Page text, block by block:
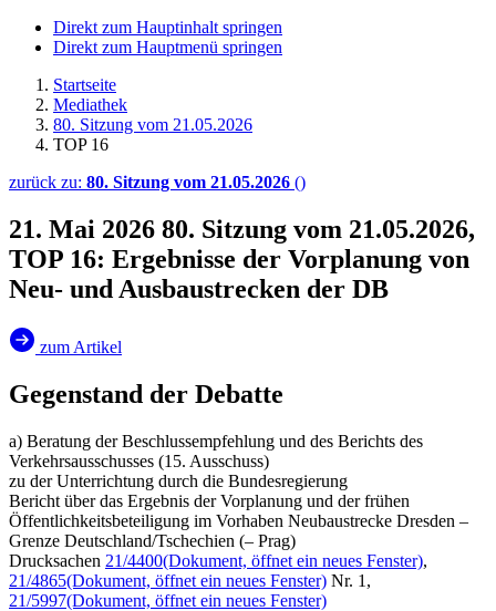
Direkt zum Hauptinhalt springen
Direkt zum Hauptmenü springen
Startseite
Mediathek
80. Sitzung vom 21.05.2026
TOP 16
zurück zu: 80. Sitzung vom 21.05.2026 ()
21. Mai 2026 80. Sitzung vom 21.05.2026,
TOP 16: Ergebnisse der Vorplanung von
Neu- und Ausbaustrecken der DB
zum Artikel
Gegenstand der Debatte
a) Beratung der Beschlussempfehlung und des Berichts des
Verkehrsausschusses (15. Ausschuss)
zu der Unterrichtung durch die Bundesregierung
Bericht über das Ergebnis der Vorplanung und der frühen
Öffentlichkeitsbeteiligung im Vorhaben Neubaustrecke Dresden –
Grenze Deutschland/Tschechien (– Prag)
Drucksachen 21/4400(Dokument, öffnet ein neues Fenster),
21/4865(Dokument, öffnet ein neues Fenster) Nr. 1,
21/5997(Dokument, öffnet ein neues Fenster)